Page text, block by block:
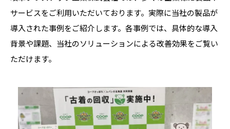
サービスをご利用いただいております。実際に当社の製品が
導入された事例をご紹介します。各事例では、具体的な導入
背景や課題、当社のソリューションによる改善効果をご覧い
ただけます。